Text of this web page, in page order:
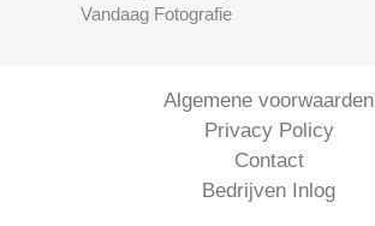
Vandaag Fotografie
Algemene voorwaarden
Privacy Policy
Contact
Bedrijven Inlog